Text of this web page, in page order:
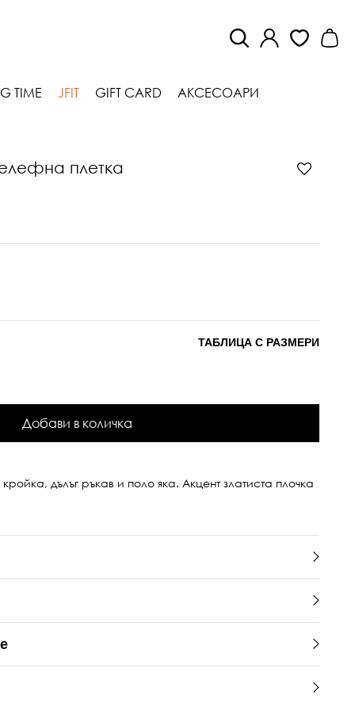
TIME JFIT GIFT CARD АКСЕСОАРИ
плетка
ТАБЛИЦА С РАЗМЕРИ
Добави в количка
дълъг ръкав и поло яка. Акцент златиста плочка